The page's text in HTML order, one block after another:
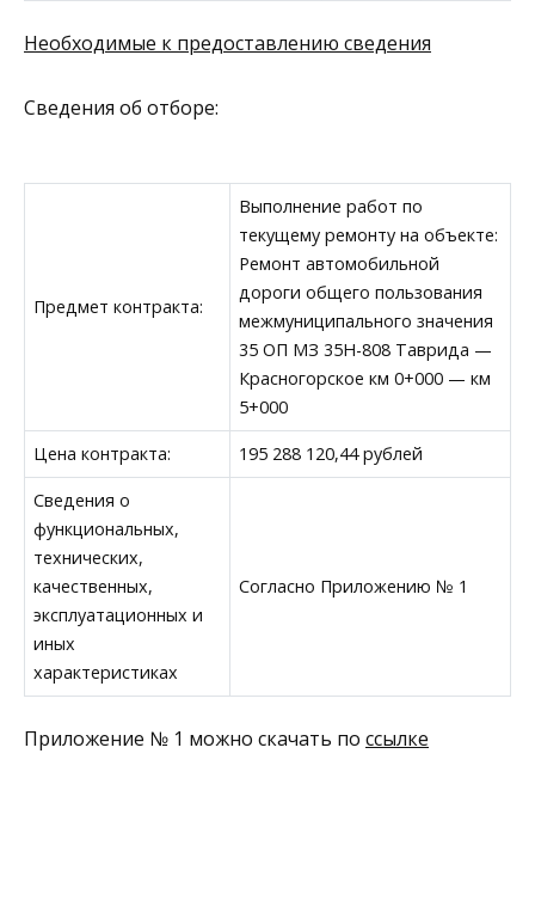
Необходимые к предоставлению сведения
Сведения об отборе:
Предмет контракта:
Выполнение работ по
текущему ремонту на объекте:
Ремонт автомобильной
дороги общего пользования
межмуниципального значения
35 ОП МЗ 35Н-808 Таврида —
Красногорское км 0+000 — км
5+000
Цена контракта: 195 288 120,44 рублей
Сведения о
функциональных,
технических,
качественных,
эксплуатационных и
иных
характеристиках
Согласно Приложению № 1
Приложение № 1 можно скачать по ссылке